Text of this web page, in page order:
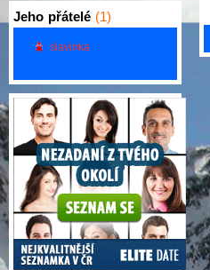
Jeho přátelé (1)
slavinka